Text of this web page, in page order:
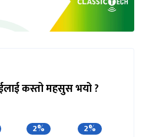
कस्तो महसुस भयो ?
2% 2%